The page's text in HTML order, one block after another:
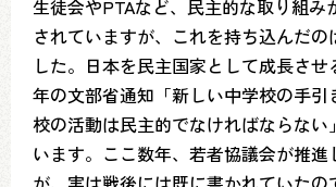
生徒会やPTAなど、民主的な取り組み
されていますが、これを持ち込んだの
した。日本を民主国家として成長させ
年の文部省通知「新しい中学校の手引
校の活動は民主的でなければならない
います。ここ数年、若者協議会が推進